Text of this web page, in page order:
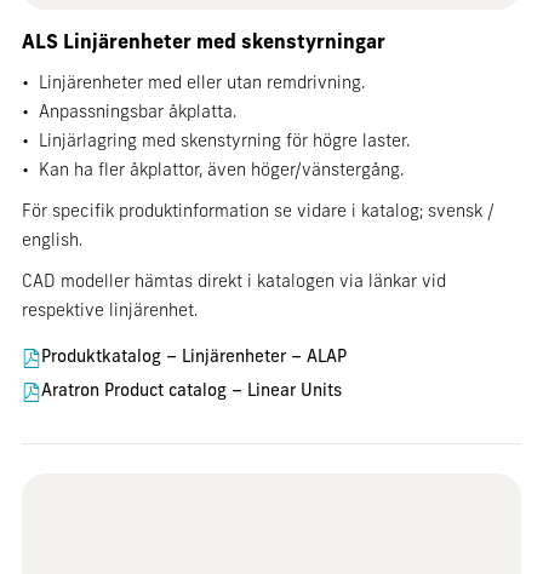
ALS Linjärenheter med skenstyrningar
• Linjärenheter med eller utan remdrivning.
• Anpassningsbar åkplatta.
• Linjärlagring med skenstyrning för högre laster.
• Kan ha fler åkplattor, även höger/vänstergång.
För specifik produktinformation se vidare i katalog; svensk/
english.
CAD modeller hämtas direkt i katalogen via länkar vid
respektive linjärenhet.
Produktkatalog – Linjärenheter – ALAP
Aratron Product catalog – Linear Units